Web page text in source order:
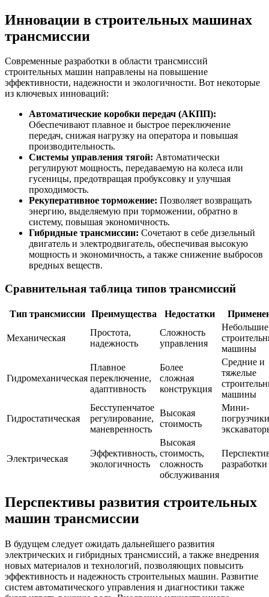
Инновации в строительных машинах
трансмиссии
Современные разработки в области трансмиссий
строительных машин направлены на повышение
эффективности, надежности и экологичности. Вот некоторые
из ключевых инноваций:
Автоматические коробки передач (АКПП):
Обеспечивают плавное и быстрое переключение
передач, снижая нагрузку на оператора и повышая
производительность.
Системы управления тягой: Автоматически
регулируют мощность, передаваемую на колеса или
гусеницы, предотвращая пробуксовку и улучшая
проходимость.
Рекуперативное торможение: Позволяет возвращать
энергию, выделяемую при торможении, обратно в
систему, повышая экономичность.
Гибридные трансмиссии: Сочетают в себе дизельный
двигатель и электродвигатель, обеспечивая высокую
мощность и экономичность, а также снижение выбросов
вредных веществ.
Сравнительная таблица типов трансмиссий
Тип трансмиссии Преимущества Недостатки
Механическая
Простота,
надежность
Сложность
управления
Небольшие
машины
Гидромеханическая
Плавное
переключение,
адаптивность
Более
сложная
конструкция
Средние и
тяжелые
машины
Гидростатическая
Бесступенчатое
регулирование,
маневренность
Высокая
стоимость
Мини-
Электрическая
Эффективность,
экологичность
Высокая
стоимость,
сложность
обслуживания
разработки
Перспективы развития строительных
машин трансмиссии
В будущем следует ожидать дальнейшего развития
электрических и гибридных трансмиссий, а также внедрения
новых материалов и технологий, позволяющих повысить
эффективность и надежность строительных машин. Развитие
систем автоматического управления и диагностики также